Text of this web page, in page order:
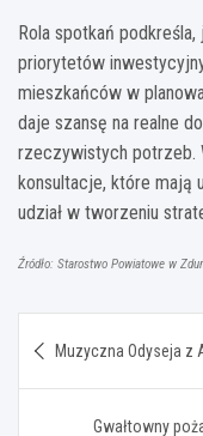
Rola spotkań
priorytetów
mieszkańców w
daje szansę na realne
rzeczywistych potrzeb.
konsultacje, które mają
udział w tworzeniu
Źródło: Starostwo Powiatowe w
wpisu
Muzyczna Odyseja z
Gwałtowny